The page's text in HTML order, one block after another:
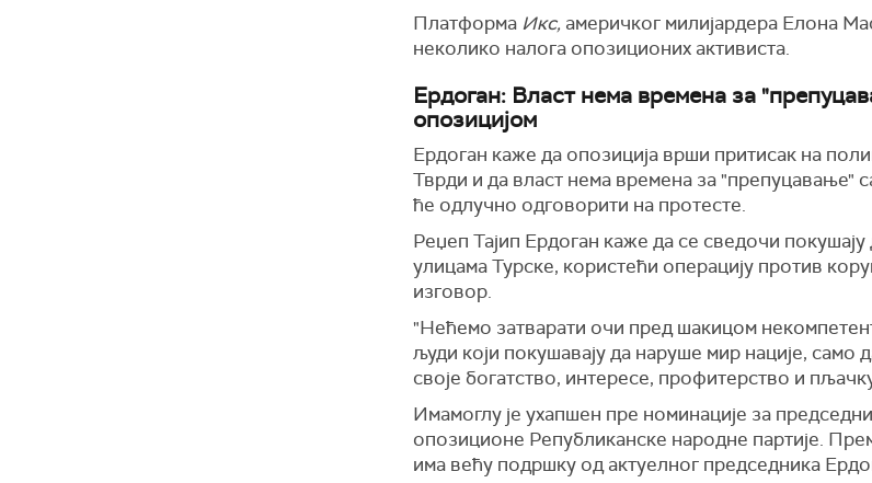
Платформа Икс, америчког милијардера Елона
неколико налога опозиционих активиста.
Ердоган: Власт нема времена за
опозицијом
Ердоган каже да опозиција врши притисак на
Тврди и да власт нема времена за "препуцавање"
ће одлучно одговорити на протесте.
Реџеп Тајип Ердоган каже да се сведочи
улицама Турске, користећи операцију против
изговор.
"Нећемо затварати очи пред шакицом
људи који покушавају да наруше мир нације, само
своје богатство, интересе, профитерство и
Имамоглу је ухапшен пре номинације за
опозиционе Републиканске народне партије.
има већу подршку од актуелног председника